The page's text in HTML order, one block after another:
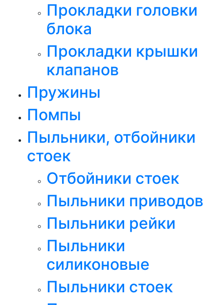
Прокладки головки
блока
Прокладки крышки
клапанов
Пружины
Помпы
Пыльники, отбойники
стоек
Отбойники стоек
Пыльники приводов
Пыльники рейки
Пыльники
силиконовые
Пыльники стоек